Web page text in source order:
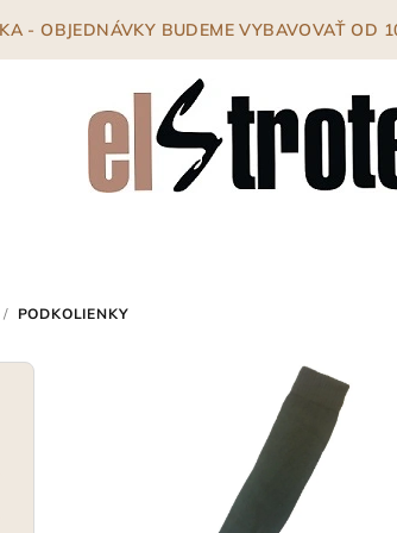
- OBJEDNÁVKY BUDEME VYBAVOVAŤ OD
/ PODKOLIENKY